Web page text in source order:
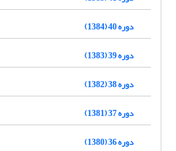
دوره 40 (1384)
دوره 39 (1383)
دوره 38 (1382)
دوره 37 (1381)
دوره 36 (1380)